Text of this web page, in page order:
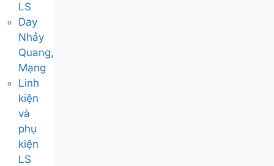
LS
Day
Nhảy
Quang,
Mạng
Linh
kiện
và
phụ
kiện
LS